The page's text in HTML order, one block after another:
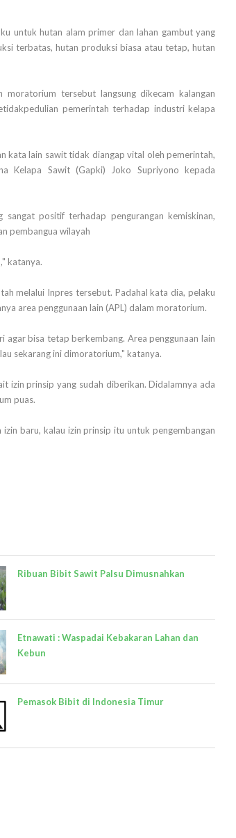
untuk hutan alam primer dan lahan gambut yang
terbatas, hutan produksi biasa atau tetap, hutan
moratorium tersebut langsung dikecam kalangan
pemerintah terhadap industri kelapa
kata lain sawit tidak diangap vital oleh pemerintah,
Kelapa Sawit (Gapki) Joko Supriyono kepada
positif terhadap pengurangan kemiskinan,
pembangua wilayah
katanya.
melalui Inpres tersebut. Padahal kata dia, pelaku
area penggunaan lain (APL) dalam moratorium.
agar bisa tetap berkembang. Area penggunaan lain
sekarang ini dimoratorium," katanya.
izin prinsip yang sudah diberikan. Didalamnya ada
puas.
baru, kalau izin prinsip itu untuk pengembangan
Ribuan Bibit Sawit Palsu Dimusnahkan
Etnawati : Waspadai Kebakaran Lahan dan
Kebun
Pemasok Bibit di Indonesia Timur